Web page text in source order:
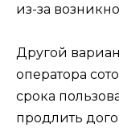
из-за
Другой
оператора
срока
продлить